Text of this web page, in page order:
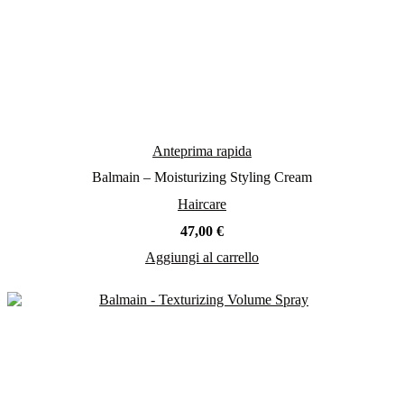
Anteprima rapida
Balmain – Moisturizing Styling Cream
Haircare
47,00 €
Aggiungi al carrello